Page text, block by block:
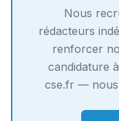
Nous
rédacteurs
renforcer
candidature
cse.fr — nous